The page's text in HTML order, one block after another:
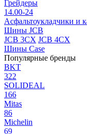
Грейдеры
14.00-24
Асфальтоукладчики и
Шины JCB
JCB 3CX JCB 4CX
Шины Case
Популярные бренды
BKT
322
SOLIDEAL
166
Mitas
86
Michelin
69